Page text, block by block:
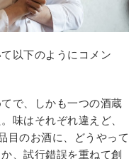
以下のようにコメン
で、しかも一つの酒蔵
味はそれぞれ違えど、
目のお酒に、どうやって
、試行錯誤を重ねて創